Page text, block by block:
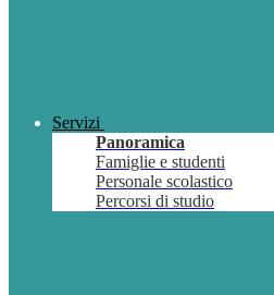
Servizi
Panoramica
Famiglie e studenti
Personale scolastico
Percorsi di studio